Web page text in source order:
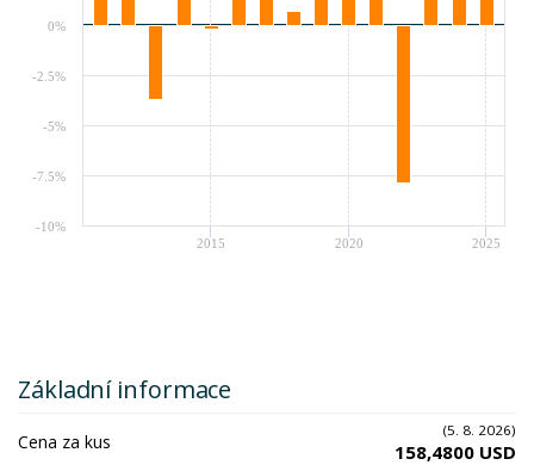
2015 2020 2025
-10%
-7.5%
-5%
-2.5%
0%
Základní informace
Cena za kus (5. 8. 2026)
158,4800 USD